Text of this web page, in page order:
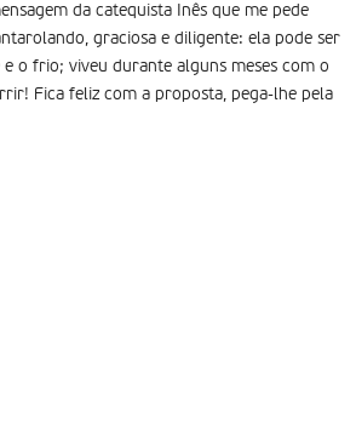
da catequista Inês que me pede
graciosa e diligente: ela pode ser
o frio; viveu durante alguns meses com o
Fica feliz com a proposta, pega-lhe pela